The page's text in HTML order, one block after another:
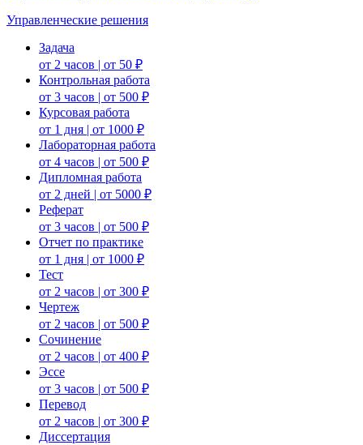
Управленческие решения
Задача
от 2 часов | от 50 ₽
Контрольная работа
от 3 часов | от 500 ₽
Курсовая работа
от 1 дня | от 1000 ₽
Лабораторная работа
от 4 часов | от 500 ₽
Дипломная работа
от 2 дней | от 5000 ₽
Реферат
от 3 часов | от 500 ₽
Отчет по практике
от 1 дня | от 1000 ₽
Тест
от 2 часов | от 300 ₽
Чертеж
от 2 часов | от 500 ₽
Сочинение
от 2 часов | от 400 ₽
Эссе
от 3 часов | от 500 ₽
Перевод
от 2 часов | от 300 ₽
Диссертация